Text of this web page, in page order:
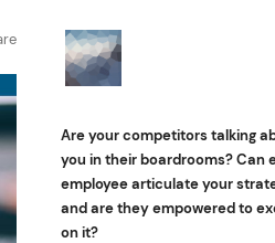
Are your competitors talking
you in their boardrooms? Can
employee articulate your
and are they empowered to
on it?